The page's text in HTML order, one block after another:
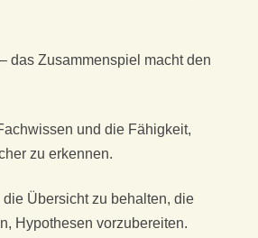
das Zusammenspiel macht den
und die Fähigkeit,
zu erkennen.
die Übersicht zu behalten, die
Hypothesen vorzubereiten.